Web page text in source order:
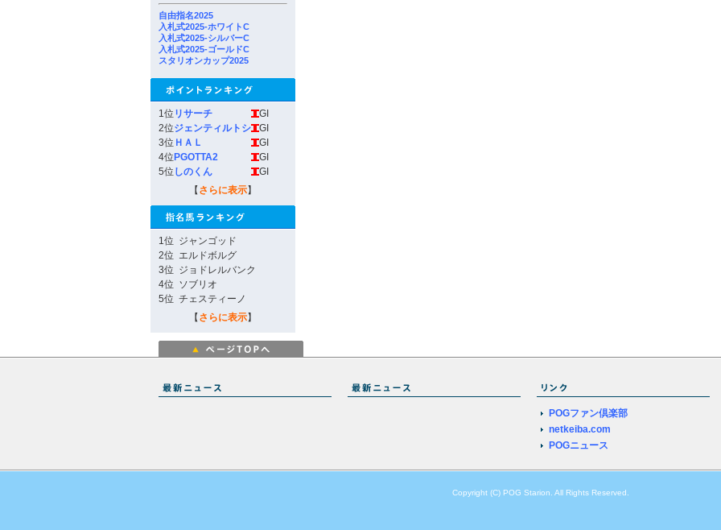
自由指名2025
入札式2025-ホワイトC
入札式2025-シルバーC
入札式2025-ゴールドC
スタリオンカップ2025
1位 リサーチ
GI
2位ジェンティルトシ
GI
3位 ＨＡＬ
GI
4位 PGOTTA2
GI
5位 しのくん
GI
【 さらに表示】
1位 ジャンゴッド
2位 エルドボルグ
3位 ジョドレルバンク
4位 ソブリオ
5位 チェスティーノ
【 さらに表示】
POGファン倶楽部
netkeiba.com
POGニュース
Copyright (C) POG Starion. All Rights Reserved.